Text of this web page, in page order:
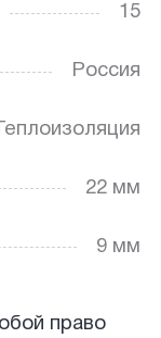
15
Россия
Теплоизоляция
22 мм
9 мм
право